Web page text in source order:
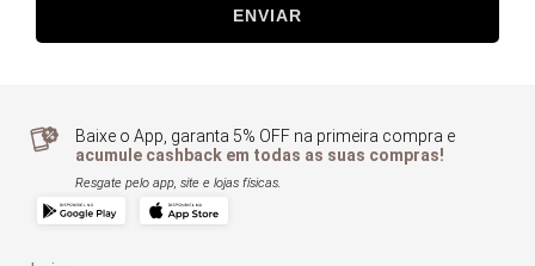
ENVIAR
Baixe o App, garanta 5% OFF na primeira compra e
acumule cashback em todas as suas compras!
Resgate pelo app, site e lojas físicas.